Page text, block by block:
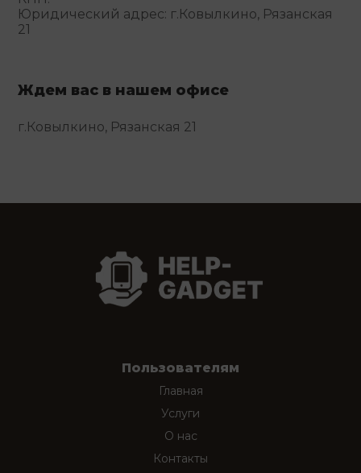
Юридический адрес: г.Ковылкино, Рязанская
21
Ждем вас в нашем офисе
г.Ковылкино, Рязанская 21
Пользователям
Главная
Услуги
О нас
Контакты